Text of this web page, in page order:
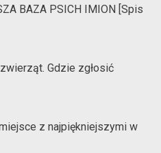
BAZA PSICH IMION [Spis
Gdzie zgłosić
z najpiękniejszymi w